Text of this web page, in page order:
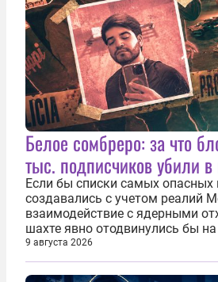
Белое сомбреро: за что
тыс. подписчиков убили
Если бы списки самых опасных
создавались с учетом реалий
взаимодействие с ядерными
шахте явно отодвинулись бы
третий план. А вот блогерам,
музыкантам пришлось бы
Кульякане, столице штата
9 августа 2026